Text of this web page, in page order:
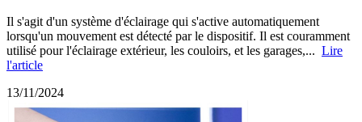
Il s'agit d'un système d'éclairage qui s'active automatiquement
lorsqu'un mouvement est détecté par le dispositif. Il est couramment
utilisé pour l'éclairage extérieur, les couloirs, et les garages,... Lire
l'article
13/11/2024